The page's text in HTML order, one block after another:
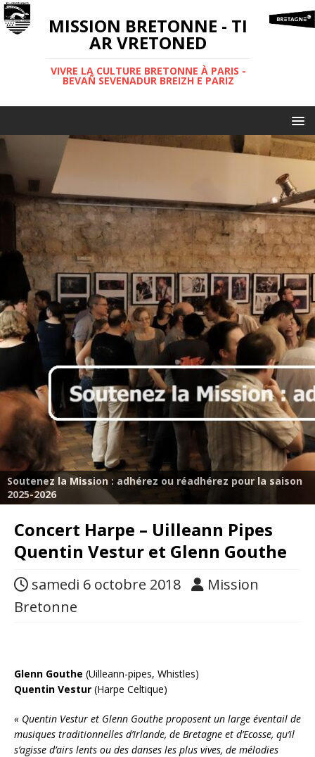
MISSION BRETONNE - TI
AR VRETONED
VIVRE LA CULTURE BRETONNE À PARIS -
BEVAÑ SEVENADUR BREIZH E PARIZ
Soutenez la Mission : adhérez ou réadhérez pour la saison
2025-2026
Concert Harpe – Uilleann Pipes
Quentin Vestur et Glenn Gouthe
samedi 6 octobre 2018
Mission
Bretonne
Glenn Gouthe (Uilleann-pipes, Whistles)
Quentin Vestur (Harpe Celtique)
« Quentin Vestur et Glenn Gouthe proposent un large éventail de
musiques traditionnelles d’Irlande, de Bretagne et d’Ecosse, qu’il
s’agisse d’airs lents ou des danses les plus vives, de mélodies